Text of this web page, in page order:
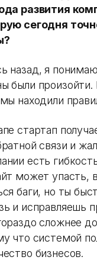
развития
сегодня
назад, я
были
находили
стартап
связи и
есть
может упасть,
баги, но ты
и исправляешь
сложнее
что системой
бизнесов.